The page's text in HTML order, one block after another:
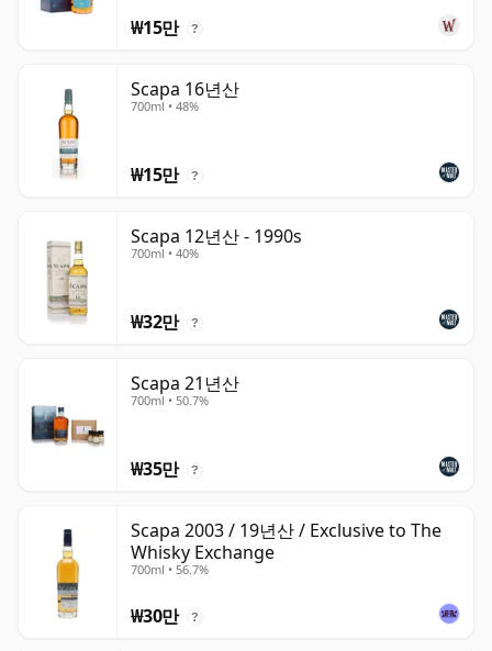
₩15만 ?
Scapa 16년산
700ml • 48%
₩15만 ?
Scapa 12년산 - 1990s
700ml • 40%
₩32만 ?
Scapa 21년산
700ml • 50.7%
₩35만 ?
Scapa 2003 / 19년산 / Exclusive to The
Whisky Exchange
700ml • 56.7%
₩30만 ?